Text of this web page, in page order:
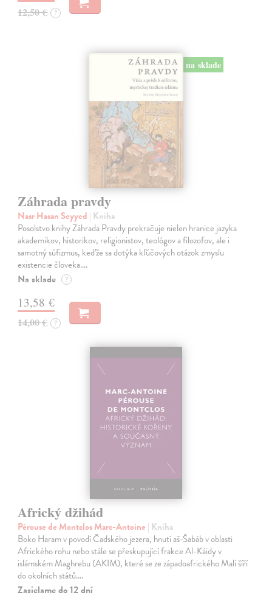
12,50 € ?
na sklade
Záhrada pravdy
Nasr Hasan Seyyed | Kniha
Posolstvo knihy Záhrada Pravdy prekračuje nielen hranice jazyka
akademikov, historikov, religionistov, teológov a filozofov, ale i
samotný súfizmus, keďže sa dotýka kľúčových otázok zmyslu
existencie človeka.…
Na sklade ?
13,58 €
14,00 € ?
Africký džihád
Pérouse de Montclos Marc-Antoine | Kniha
Boko Haram v povodí Čadského jezera, hnutí aš-Šabáb v oblasti
Afrického rohu nebo stále se přeskupující frakce Al-Káidy v
islámském Maghrebu (AKIM), které se ze západoafrického Mali šíří
do okolních států.…
Zasielame do 12 dní